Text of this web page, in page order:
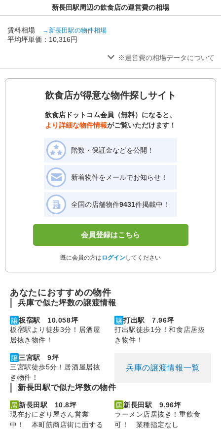
新長田駅周辺の飲食店の運営費の相場
賃料相場 →新長田駅の物件相場
平均坪単価：10,316円
※運営費の相場データについて
飲食店が得意な物件探しサイト
飲食店ドットコム会員（無料）になると、
より詳細な物件情報がご覧いただけます！
階数・保証金などを公開！
新着物件をメールでお知らせ！
全国の店舗物件9431件掲載中！
会員登録はこちら
既に会員の方は ログインしてください
あなたにおすすめの物件
兵庫で似た坪数の譲渡情報
板宿駅 10.058坪
板宿駅より徒歩3分！居酒屋
居抜き物件！
打出駅 7.96坪
打出駅徒歩1分！和食店居抜
き物件！
三宮駅 9坪
三宮駅徒歩5分！居酒屋居抜
き物件！
兵庫の譲渡情報一覧
新長田駅で似た坪数の物件
新長田駅 10.8坪
現在おにぎり屋さん営業
中！ 本町筋商店街に面する
新長田駅 9.96坪
ラーメン店居抜き！重飲食
可！ 業種指定なし